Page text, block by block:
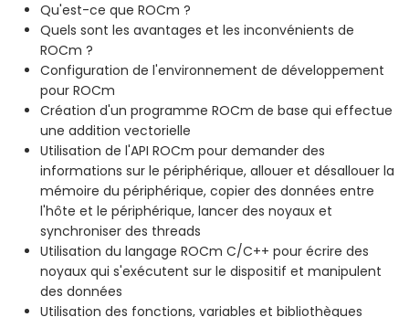
Qu'est-ce que ROCm ?
Quels sont les avantages et les inconvénients de
ROCm ?
Configuration de l'environnement de développement
pour ROCm
Création d'un programme ROCm de base qui effectue
une addition vectorielle
Utilisation de l'API ROCm pour demander des
informations sur le périphérique, allouer et désallouer la
mémoire du périphérique, copier des données entre
l'hôte et le périphérique, lancer des noyaux et
synchroniser des threads
Utilisation du langage ROCm C/C++ pour écrire des
noyaux qui s'exécutent sur le dispositif et manipulent
des données
Utilisation des fonctions, variables et bibliothèques